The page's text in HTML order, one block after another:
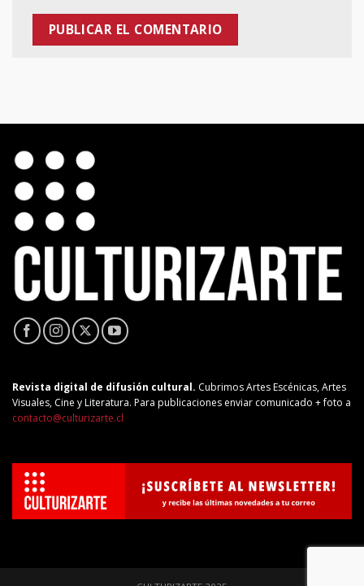
Revista digital de difusión cultural. Cubrimos Artes Escénicas, Artes
Visuales, Cine y Literatura. Para publicaciones enviar comunicado + foto a
contacto@culturizarte.cl